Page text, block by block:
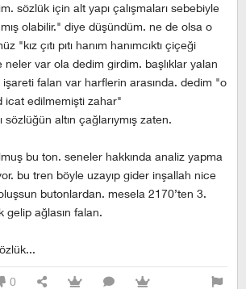
sözlük için alt yapı çalışmaları sebebiyle
olabilir." diye düşündüm. ne de olsa o
"kız çıtı pıtı hanım hanımcıktı çiçeği
neler var ola dedim girdim. başlıklar yalan
işareti falan var harflerin arasında. dedim "o
icat edilmemişti zahar"
sözlüğün altın çağlarıymış zaten.
bu ton. seneler hakkında analiz yapma
bu tren böyle uzayıp gider inşallah nice
butonlardan. mesela 2170’ten 3.
gelip ağlasın falan.
0